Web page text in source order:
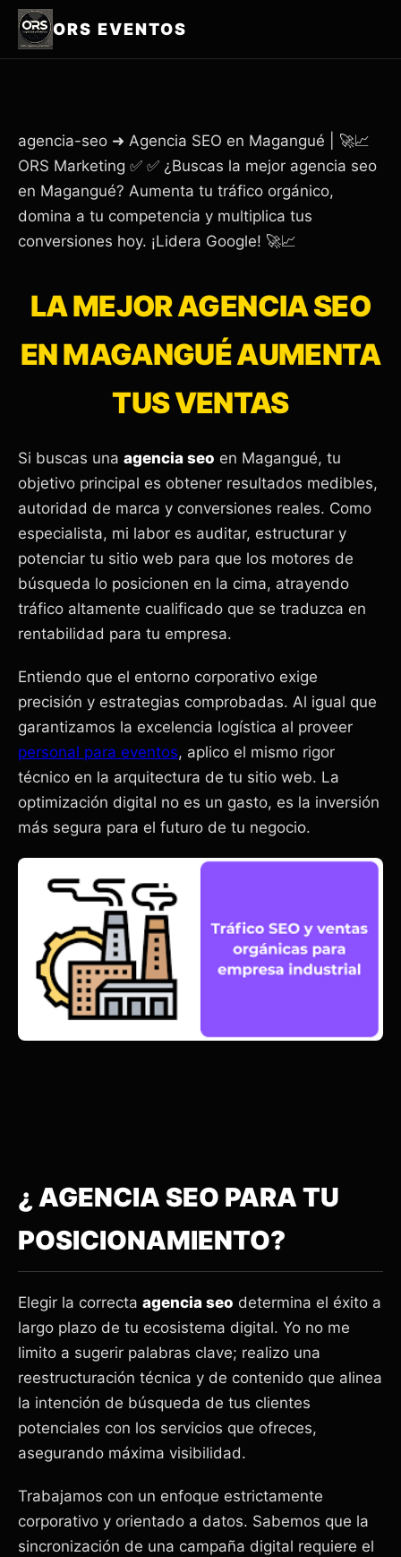
ORS EVENTOS
agencia-seo ➜ Agencia SEO en Magangué | 🚀📈
ORS Marketing ✅ ✅ ¿Buscas la mejor agencia seo
en Magangué? Aumenta tu tráfico orgánico,
domina a tu competencia y multiplica tus
conversiones hoy. ¡Lidera Google! 🚀📈
LA MEJOR AGENCIA SEO
EN MAGANGUÉ AUMENTA
TUS VENTAS
Si buscas una agencia seo en Magangué, tu
objetivo principal es obtener resultados medibles,
autoridad de marca y conversiones reales. Como
especialista, mi labor es auditar, estructurar y
potenciar tu sitio web para que los motores de
búsqueda lo posicionen en la cima, atrayendo
tráfico altamente cualificado que se traduzca en
rentabilidad para tu empresa.
Entiendo que el entorno corporativo exige
precisión y estrategias comprobadas. Al igual que
garantizamos la excelencia logística al proveer
personal para eventos, aplico el mismo rigor
técnico en la arquitectura de tu sitio web. La
optimización digital no es un gasto, es la inversión
más segura para el futuro de tu negocio.
¿ AGENCIA SEO PARA TU
POSICIONAMIENTO?
Elegir la correcta agencia seo determina el éxito a
largo plazo de tu ecosistema digital. Yo no me
limito a sugerir palabras clave; realizo una
reestructuración técnica y de contenido que alinea
la intención de búsqueda de tus clientes
potenciales con los servicios que ofreces,
asegurando máxima visibilidad.
Trabajamos con un enfoque estrictamente
corporativo y orientado a datos. Sabemos que la
sincronización de una campaña digital requiere el